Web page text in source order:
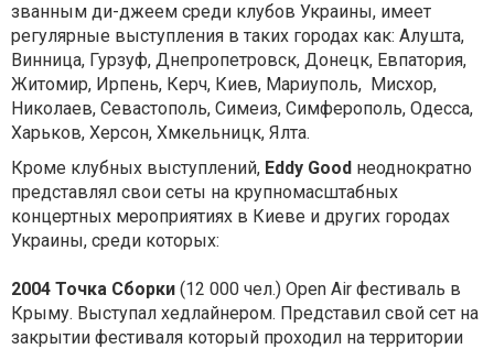
званным ди-джеем среди клубов Украины, имеет
регулярные выступления в таких городах как: Алушта,
Винница, Гурзуф, Днепропетровск, Донецк, Евпатория,
Житомир, Ирпень, Керч, Киев, Мариуполь, Мисхор,
Николаев, Севастополь, Симеиз, Симферополь, Одесса,
Харьков, Херсон, Хмкельницк, Ялта.
Кроме клубных выступлений, Eddy Good неоднократно
представлял свои сеты на крупномасштабных
концертных мероприятиях в Киеве и других городах
Украины, среди которых:
2004 Точка Сборки (12 000 чел.) Open Air фестиваль в
Крыму. Выступал хедлайнером. Представил свой сет на
закрытии фестиваля который проходил на территории